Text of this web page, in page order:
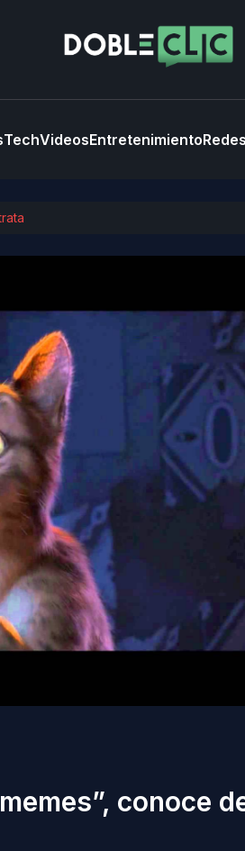
TechVideosEntretenimiento
conoce